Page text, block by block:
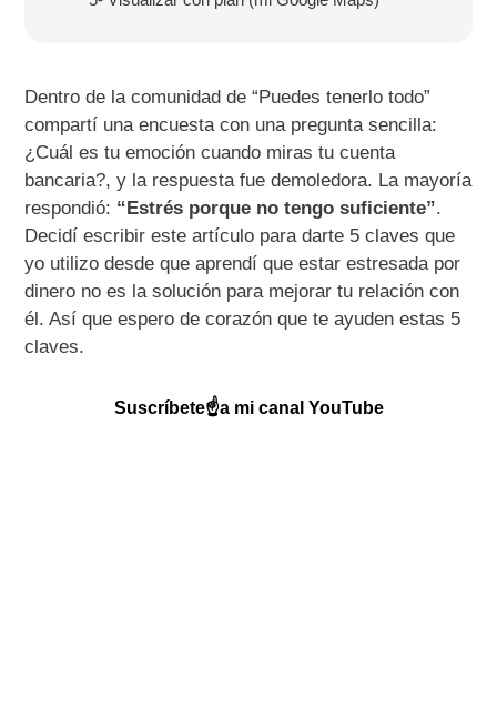
Dentro de la comunidad de “Puedes tenerlo todo”
compartí una encuesta con una pregunta sencilla:
¿Cuál es tu emoción cuando miras tu cuenta
bancaria?, y la respuesta fue demoledora. La mayoría
respondió: “Estrés porque no tengo suficiente”.
Decidí escribir este artículo para darte 5 claves que
yo utilizo desde que aprendí que estar estresada por
dinero no es la solución para mejorar tu relación con
él. Así que espero de corazón que te ayuden estas 5
claves.
Suscríbete☝️a mi canal YouTube